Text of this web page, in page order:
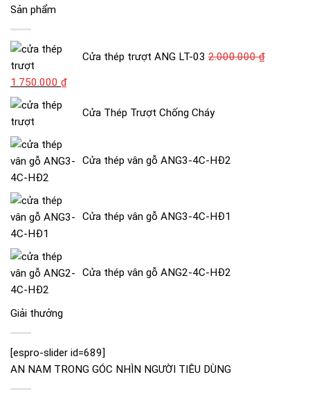
Sản phẩm
Cửa thép trượt ANG LT-03 2.000.000₫
Giá
gốc
1.750.000 ₫Giá
Cửa Thép Trượt Chống Cháy
Cửa thép vân gỗ ANG3-4C-HĐ2
Cửa thép vân gỗ ANG3-4C-HĐ1
Cửa thép vân gỗ ANG2-4C-HĐ2
Giải thưởng
[espro-slider id=689]
AN NAM TRONG GÓC NHÌN NGƯỜI TIÊU DÙNG